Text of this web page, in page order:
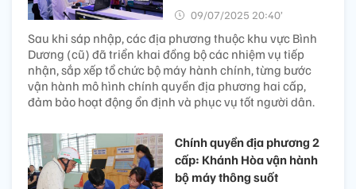
09/07/2025 20:40’
Sau khi sáp nhập, các địa phương thuộc khu vực Bình
Dương (cũ) đã triển khai đồng bộ các nhiệm vụ tiếp
nhận, sắp xếp tổ chức bộ máy hành chính, từng bước
vận hành mô hình chính quyền địa phương hai cấp,
đảm bảo hoạt động ổn định và phục vụ tốt người dân.
Chính quyền địa phương 2
cấp: Khánh Hòa vận hành
bộ máy thông suốt